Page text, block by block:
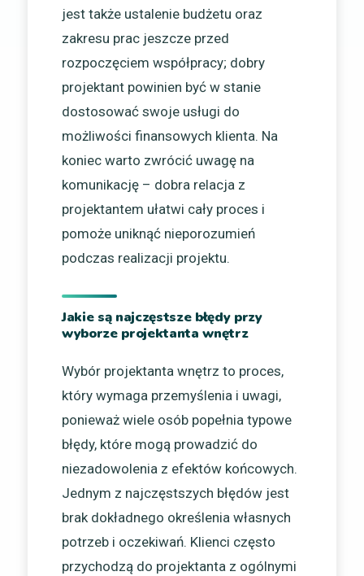
jest także ustalenie budżetu oraz
zakresu prac jeszcze przed
rozpoczęciem współpracy; dobry
projektant powinien być w stanie
dostosować swoje usługi do
możliwości finansowych klienta. Na
koniec warto zwrócić uwagę na
komunikację – dobra relacja z
projektantem ułatwi cały proces i
pomoże uniknąć nieporozumień
podczas realizacji projektu.
Jakie są najczęstsze błędy przy
wyborze projektanta wnętrz
Wybór projektanta wnętrz to proces,
który wymaga przemyślenia i uwagi,
ponieważ wiele osób popełnia typowe
błędy, które mogą prowadzić do
niezadowolenia z efektów końcowych.
Jednym z najczęstszych błędów jest
brak dokładnego określenia własnych
potrzeb i oczekiwań. Klienci często
przychodzą do projektanta z ogólnymi